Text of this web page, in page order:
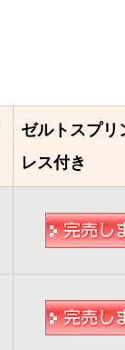
ゼルトスプリ
レス付き